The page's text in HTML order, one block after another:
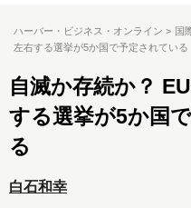
ハーバー・ビジネス・オンライン 国
左右する選挙が5か国で予定されている
自滅か存続か？
する選挙が5か国
る
白石和幸